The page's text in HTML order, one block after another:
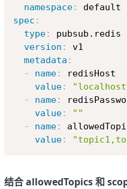
namespace:
spec :
type:
pubsub.redis
version :
v1
metadata :
-
name:
redisHost
value:
-
name:
value:
""
-
name:
value:
结合 allowedTopics 和